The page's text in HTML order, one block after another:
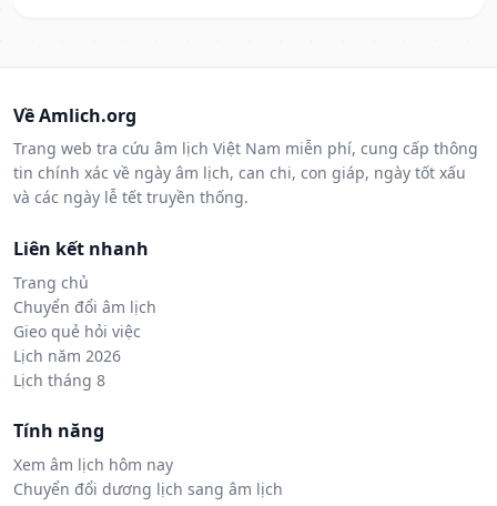
Về Amlich.org
Trang web tra cứu âm lịch Việt Nam miễn phí, cung cấp thông
tin chính xác về ngày âm lịch, can chi, con giáp, ngày tốt xấu
và các ngày lễ tết truyền thống.
Liên kết nhanh
Trang chủ
Chuyển đổi âm lịch
Gieo quẻ hỏi việc
Lịch năm 2026
Lịch tháng 8
Tính năng
Xem âm lịch hôm nay
Chuyển đổi dương lịch sang âm lịch